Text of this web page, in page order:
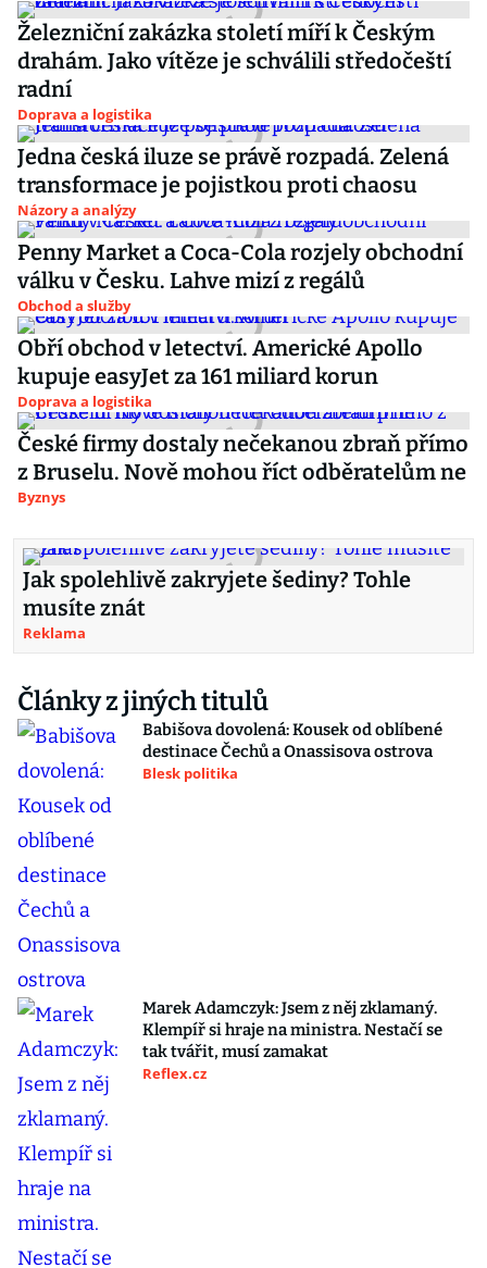
Železniční zakázka století míří k Českým
drahám. Jako vítěze je schválili středočeští
radní
Doprava a logistika
Jedna česká iluze se právě rozpadá. Zelená
transformace je pojistkou proti chaosu
Názory a analýzy
Penny Market a Coca-Cola rozjely obchodní
válku v Česku. Lahve mizí z regálů
Obchod a služby
Obří obchod v letectví. Americké Apollo
kupuje easyJet za 161 miliard korun
Doprava a logistika
České firmy dostaly nečekanou zbraň přímo
z Bruselu. Nově mohou říct odběratelům ne
Byznys
Jak spolehlivě zakryjete šediny? Tohle
musíte znát
Reklama
Články z jiných titulů
Babišova dovolená: Kousek od oblíbené
destinace Čechů a Onassisova ostrova
Blesk politika
Marek Adamczyk: Jsem z něj zklamaný.
Klempíř si hraje na ministra. Nestačí se
tak tvářit, musí zamakat
Reflex.cz